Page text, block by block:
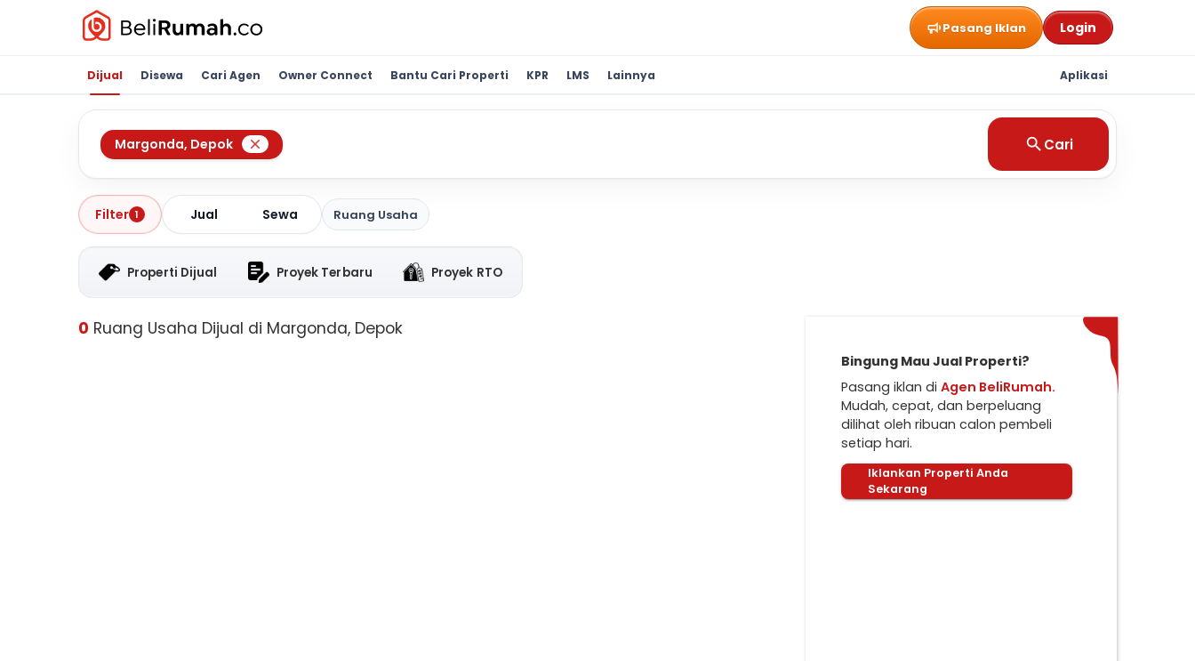
Pasang Iklan Login
Dijual Disewa Cari Agen Owner Connect Bantu Cari Properti KPR LMS Lainnya Aplikasi
Margonda, Depok Cari
Filter 1 Jual Sewa Ruang Usaha
Properti Dijual Proyek Terbaru Proyek RTO
0 Ruang Usaha Dijual di Margonda, Depok
Bingung Mau Jual Properti?
Pasang iklan di Agen BeliRumah.
Mudah, cepat, dan berpeluang
dilihat oleh ribuan calon pembeli
setiap hari.
Iklankan Properti Anda
Sekarang